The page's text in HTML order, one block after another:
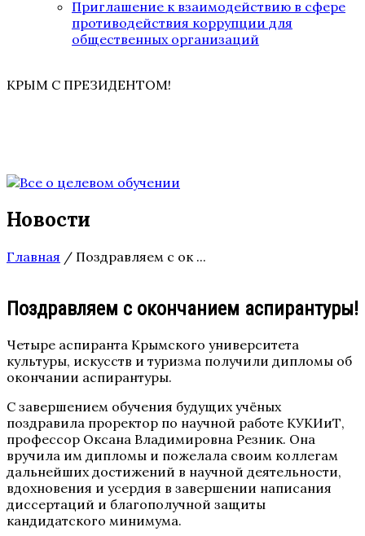
Приглашение к взаимодействию в сфере
противодействия коррупции для
общественных организаций
КРЫМ С ПРЕЗИДЕНТОМ!
Новости
Главная / Поздравляем с ок ...
Поздравляем с окончанием аспирантуры!
Четыре аспиранта Крымского университета
культуры, искусств и туризма получили дипломы об
окончании аспирантуры.
С завершением обучения будущих учёных
поздравила проректор по научной работе КУКИиТ,
профессор Оксана Владимировна Резник. Она
вручила им дипломы и пожелала своим коллегам
дальнейших достижений в научной деятельности,
вдохновения и усердия в завершении написания
диссертаций и благополучной защиты
кандидатского минимума.